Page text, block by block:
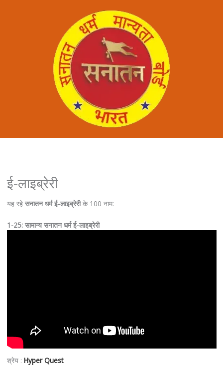
ई-लाइब्रेरी
यह रहे सनातन धर्म ई-लाइब्रेरीके 100 नाम:
1-25: सामान्य सनातन धर्म ई-लाइब्रेरी
श्रेय : Hyper Quest